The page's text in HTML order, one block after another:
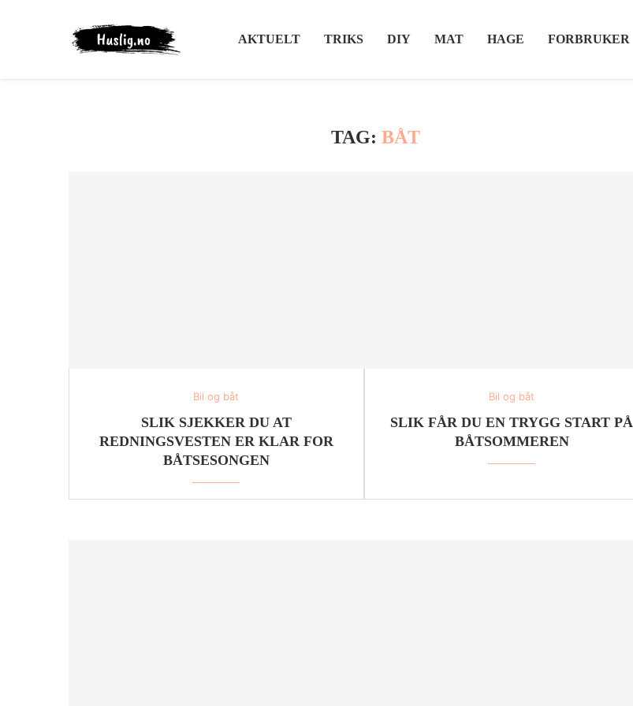
AKTUELT TRIKS DIY MAT HAGE FORBRUKER
TAG:BÅT
Bil og båt
SLIK SJEKKER DU AT
REDNINGSVESTEN ER KLAR FOR
BÅTSESONGEN
Bil og båt
SLIK FÅR DU EN TRYGG START PÅ
BÅTSOMMEREN